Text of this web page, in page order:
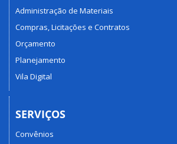
Administração de Materiais
Compras, Licitações e Contratos
Orçamento
Planejamento
Vila Digital
SERVIÇOS
Convênios